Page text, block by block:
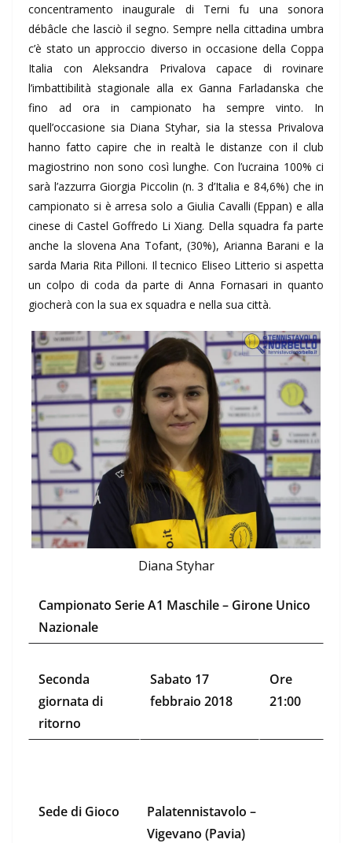
concentramento inaugurale di Terni fu una sonora
débâcle che lasciò il segno. Sempre nella cittadina umbra
c’è stato un approccio diverso in occasione della Coppa
Italia con Aleksandra Privalova capace di rovinare
l’imbattibilità stagionale alla ex Ganna Farladanska che
fino ad ora in campionato ha sempre vinto. In
quell’occasione sia Diana Styhar, sia la stessa Privalova
hanno fatto capire che in realtà le distanze con il club
magiostrino non sono così lunghe. Con l’ucraina 100% ci
sarà l’azzurra Giorgia Piccolin (n. 3 d’Italia e 84,6%) che in
campionato si è arresa solo a Giulia Cavalli (Eppan) e alla
cinese di Castel Goffredo Li Xiang. Della squadra fa parte
anche la slovena Ana Tofant, (30%), Arianna Barani e la
sarda Maria Rita Pilloni. Il tecnico Eliseo Litterio si aspetta
un colpo di coda da parte di Anna Fornasari in quanto
giocherà con la sua ex squadra e nella sua città.
Diana Styhar
Campionato Serie A1 Maschile – Girone Unico
Nazionale
Seconda
giornata di
ritorno
Sabato 17
febbraio 2018
Ore
21:00
Sede di Gioco
Palatennistavolo –
Vigevano (Pavia)